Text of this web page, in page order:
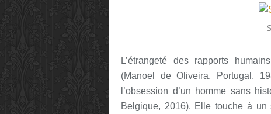
L’étrangeté des rapports
(Manoel de Oliveira, Portugal,
l’obsession d’un homme sans
Belgique, 2016). Elle touche à un